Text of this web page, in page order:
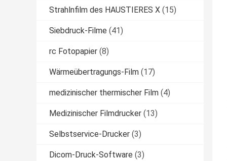
Strahlnfilm des HAUSTIERES X (15)
Siebdruck-Filme (41)
rc Fotopapier (8)
Wärmeübertragungs-Film (17)
medizinischer thermischer Film (4)
Medizinischer Filmdrucker (13)
Selbstservice-Drucker (3)
Dicom-Druck-Software (3)